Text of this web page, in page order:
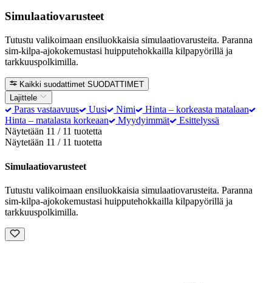
Simulaatiovarusteet
Tutustu valikoimaan ensiluokkaisia simulaatiovarusteita. Paranna
sim-kilpa-ajokokemustasi huipputehokkailla kilpapyörillä ja
tarkkuuspolkimilla.
Kaikki suodattimet SUODATTIMET
Lajittele
Paras vastaavuus Uusi Nimi
Hinta – korkeasta matalaan
Hinta – matalasta korkeaan
Myydyimmät
Esittelyssä
Näytetään 11 / 11 tuotetta
Näytetään 11 / 11 tuotetta
Simulaatiovarusteet
Tutustu valikoimaan ensiluokkaisia simulaatiovarusteita. Paranna
sim-kilpa-ajokokemustasi huipputehokkailla kilpapyörillä ja
tarkkuuspolkimilla.